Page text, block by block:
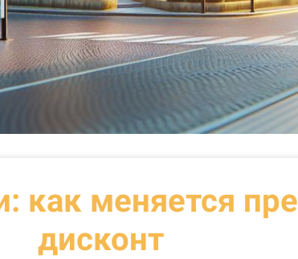
как меняется
дисконт